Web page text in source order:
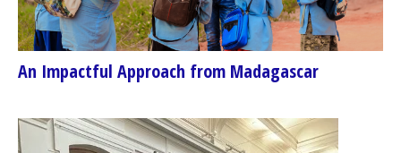
An Impactful Approach from Madagascar